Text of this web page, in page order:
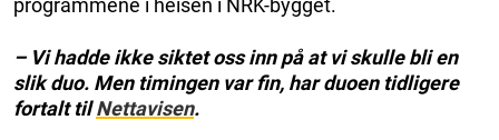
programmene i heisen i NRK-bygget.
– Vi hadde ikke siktet oss inn på at vi skulle bli en
slik duo. Men timingen var fin, har duoen tidligere
fortalt tilNettavisen.